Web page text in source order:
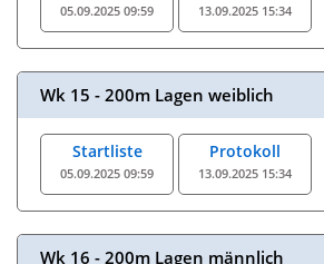
05.09.2025 09:59 13.09.2025 15:34
Wk 15 - 200m Lagen weiblich
Startliste
05.09.2025 09:59
Protokoll
13.09.2025 15:34
Wk 16 - 200m Lagen männlich